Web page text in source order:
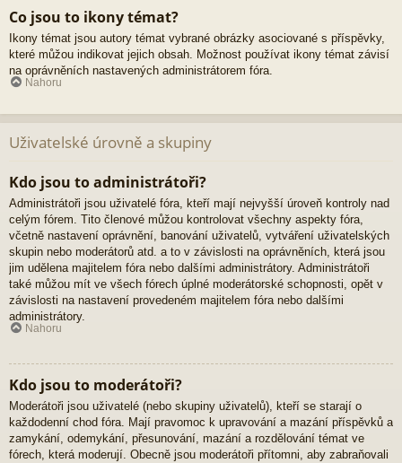
Co jsou to ikony témat?
Ikony témat jsou autory témat vybrané obrázky asociované s příspěvky,
které můžou indikovat jejich obsah. Možnost používat ikony témat závisí
na oprávněních nastavených administrátorem fóra.
Nahoru
Uživatelské úrovně a skupiny
Kdo jsou to administrátoři?
Administrátoři jsou uživatelé fóra, kteří mají nejvyšší úroveň kontroly nad
celým fórem. Tito členové můžou kontrolovat všechny aspekty fóra,
včetně nastavení oprávnění, banování uživatelů, vytváření uživatelských
skupin nebo moderátorů atd. a to v závislosti na oprávněních, která jsou
jim udělena majitelem fóra nebo dalšími administrátory. Administrátoři
také můžou mít ve všech fórech úplné moderátorské schopnosti, opět v
závislosti na nastavení provedeném majitelem fóra nebo dalšími
administrátory.
Nahoru
Kdo jsou to moderátoři?
Moderátoři jsou uživatelé (nebo skupiny uživatelů), kteří se starají o
každodenní chod fóra. Mají pravomoc k upravování a mazání příspěvků a
zamykání, odemykání, přesunování, mazání a rozdělování témat ve
fórech, která moderují. Obecně jsou moderátoři přítomni, aby zabraňovali